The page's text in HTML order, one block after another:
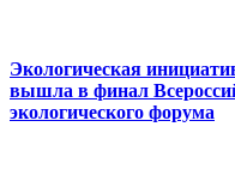
Экологическая
вышла в финал
экологического форума